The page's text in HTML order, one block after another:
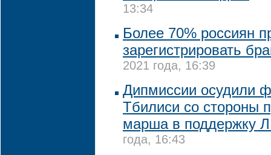
13:34
Более 70% россиян
зарегистрировать
2021 года, 16:39
Дипмиссии осудили
Тбилиси со стороны
марша в поддержку
года, 16:43